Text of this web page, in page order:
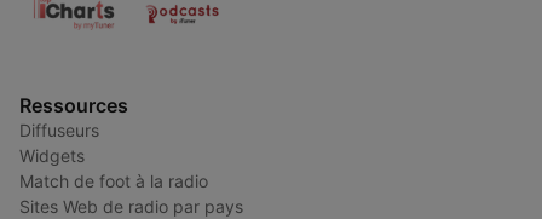
Ressources
Diffuseurs
Widgets
Match de foot à la radio
Sites Web de radio par pays